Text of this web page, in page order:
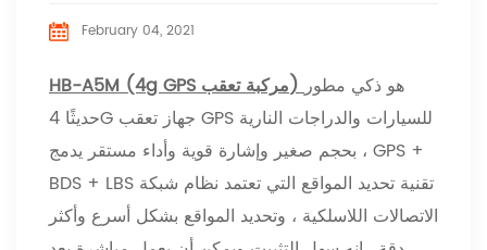
February 04, 2021
HB-A5M (4g GPS مركبة تعقب)هو ذكي مطور
حديثًا 4G جهاز تعقب GPS للسيارات والدراجات النارية
، بحجم صغير وإشارة قوية وأداء مستقر يدمج GPS +
BDS + LBS تقنية تحديد المواقع التي تعتمد نظام شبكة
الاتصالات اللاسلكية ، وتحديد المواقع بشكل أسرع وأكثر